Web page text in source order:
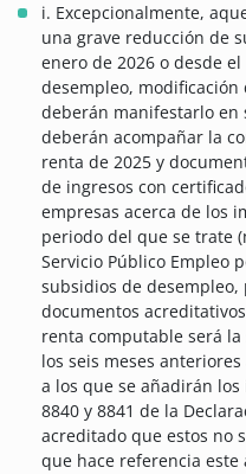
i. Excepcionalmente,
una grave reducción de
enero de 2026 o desde
desempleo,
deberán manifestarlo en
deberán acompañar la
renta de 2025 y
de ingresos con
empresas acerca de los
periodo del que se trate
Servicio Público Empleo
subsidios de
documentos
renta computable será
los seis meses
a los que se añadirán
8840 y 8841 de la
acreditado que estos no
que hace referencia este